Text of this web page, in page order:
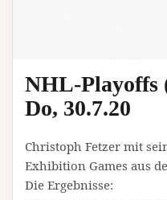
NHL-Playoffs
Do, 30.7.20
Christoph Fetzer mit
Exhibition Games aus
Die Ergebnisse: